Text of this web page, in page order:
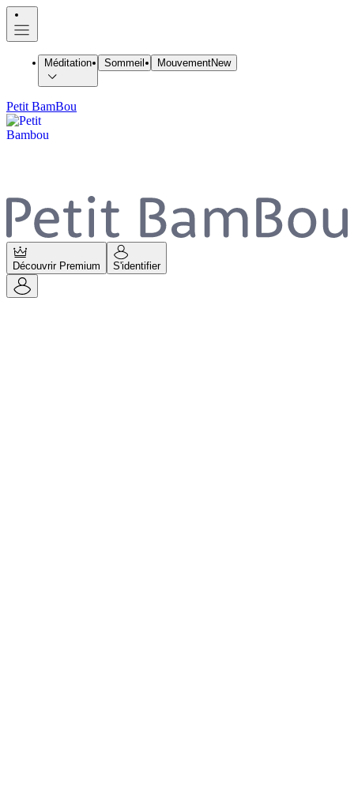
Méditation Sommeil MouvementNew
Petit BamBou
Découvrir Premium S'identifier